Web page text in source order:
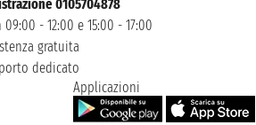
0105704878
- 12:00 e 15:00 - 17:00
gratuita
dedicato
Applicazioni